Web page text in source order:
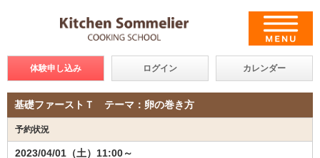
体験申し込み ログイン カレンダー
基礎ファーストＴ テーマ：卵の巻き方
予約状況
2023/04/01（土）11:00～